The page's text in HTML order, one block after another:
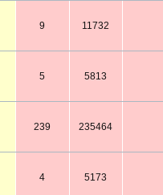
9 11732
5 5813
239 235464
4 5173